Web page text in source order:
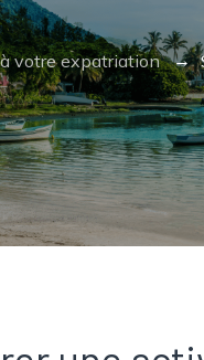
votre expatriation→